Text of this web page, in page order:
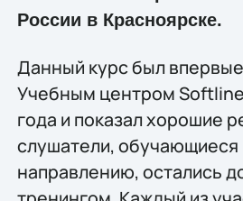
России в Красноярске.
Данный курс был
Учебным центром Softline
года и показал хорошие
слушатели,
направлению, остались